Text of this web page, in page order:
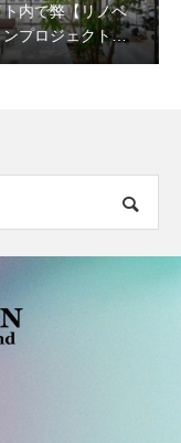
内で弊【リノベ
プロジェクト】
掲載いただきま